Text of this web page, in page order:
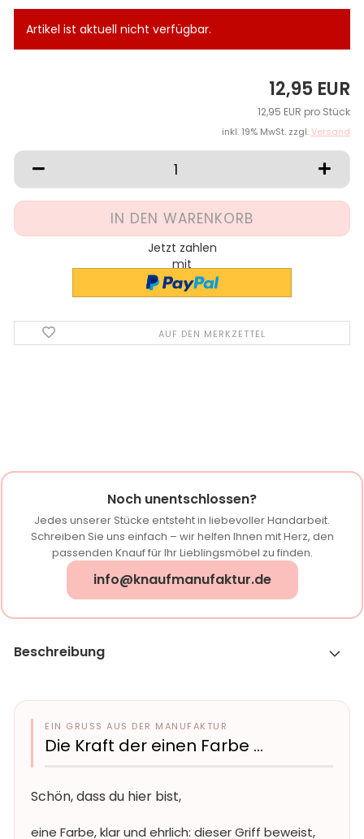
Artikel ist aktuell nicht verfügbar.
12,95 EUR
12,95 EUR pro Stück
inkl. 19% MwSt. zzgl.Versand
Jetzt zahlen
mit
AUF DEN MERKZETTEL
Noch unentschlossen?
Jedes unserer Stücke entsteht in liebevoller Handarbeit.
Schreiben Sie uns einfach – wir helfen Ihnen mit Herz, den
passenden Knauf für Ihr Lieblingsmöbel zu finden.
info@knaufmanufaktur.de
Beschreibung
EIN GRUSS AUS DER MANUFAKTUR
Die Kraft der einen Farbe …
Schön, dass du hier bist,
eine Farbe, klar und ehrlich: dieser Griff beweist,